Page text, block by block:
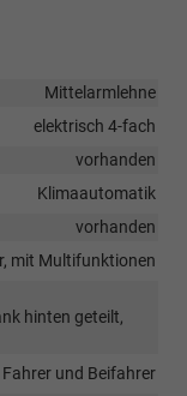
Mittelarmlehne
elektrisch 4-fach
vorhanden
Klimaautomatik
vorhanden
mit Multifunktionen
hinten geteilt,
Fahrer und Beifahrer